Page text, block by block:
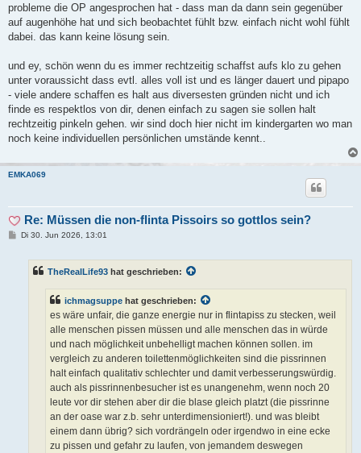
probleme die OP angesprochen hat - dass man da dann sein gegenüber
auf augenhöhe hat und sich beobachtet fühlt bzw. einfach nicht wohl fühlt
dabei. das kann keine lösung sein.
und ey, schön wenn du es immer rechtzeitig schaffst aufs klo zu gehen
unter voraussicht dass evtl. alles voll ist und es länger dauert und pipapo
- viele andere schaffen es halt aus diversesten gründen nicht und ich
finde es respektlos von dir, denen einfach zu sagen sie sollen halt
rechtzeitig pinkeln gehen. wir sind doch hier nicht im kindergarten wo man
noch keine individuellen persönlichen umstände kennt..
EMKA069
Re: Müssen die non-flinta Pissoirs so gottlos sein?
BDi 30. Jun 2026, 13:01
TheRealLife93 hat geschrieben:
ichmagsuppe hat geschrieben:
es wäre unfair, die ganze energie nur in flintapiss zu stecken, weil
alle menschen pissen müssen und alle menschen das in würde
und nach möglichkeit unbehelligt machen können sollen. im
vergleich zu anderen toilettenmöglichkeiten sind die pissrinnen
halt einfach qualitativ schlechter und damit verbesserungswürdig.
auch als pissrinnenbesucher ist es unangenehm, wenn noch 20
leute vor dir stehen aber dir die blase gleich platzt (die pissrinne
an der oase war z.b. sehr unterdimensioniert!). und was bleibt
einem dann übrig? sich vordrängeln oder irgendwo in eine ecke
zu pissen und gefahr zu laufen, von jemandem deswegen